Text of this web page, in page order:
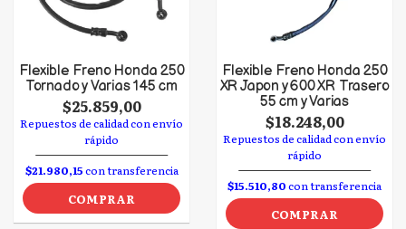
Flexible Freno Honda 250
Tornado y Varias 145 cm
$25.859,00
Repuestos de calidad con envío
rápido
$21.980,15con transferencia
COMPRAR
Flexible Freno Honda 250
XR Japon y 600 XR Trasero
55 cm y Varias
$18.248,00
Repuestos de calidad con envío
rápido
$15.510,80con transferencia
COMPRAR